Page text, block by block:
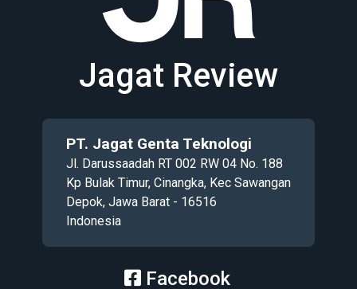
Jagat Review
PT. Jagat Genta Teknologi
Jl. Darussaadah RT 002 RW 04 No. 188
Kp Bulak Timur, Cinangka, Kec Sawangan
Depok, Jawa Barat - 16516
Indonesia
Facebook